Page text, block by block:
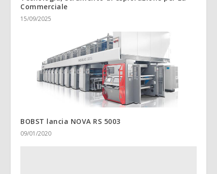
Commerciale
15/09/2025
BOBST lancia NOVA RS 5003
09/01/2020